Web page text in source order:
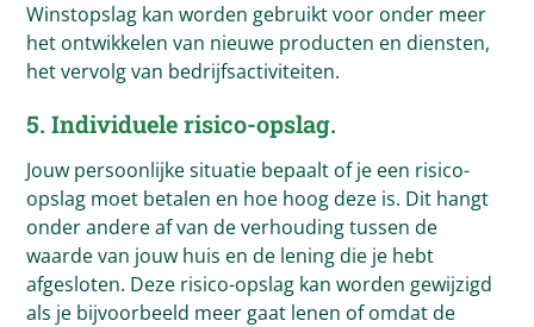
Winstopslag kan worden gebruikt voor onder meer
het ontwikkelen van nieuwe producten en diensten,
het vervolg van bedrijfsactiviteiten.
5. Individuele risico-opslag.
Jouw persoonlijke situatie bepaalt of je een risico-
opslag moet betalen en hoe hoog deze is. Dit hangt
onder andere af van de verhouding tussen de
waarde van jouw huis en de lening die je hebt
afgesloten. Deze risico-opslag kan worden gewijzigd
als je bijvoorbeeld meer gaat lenen of omdat de